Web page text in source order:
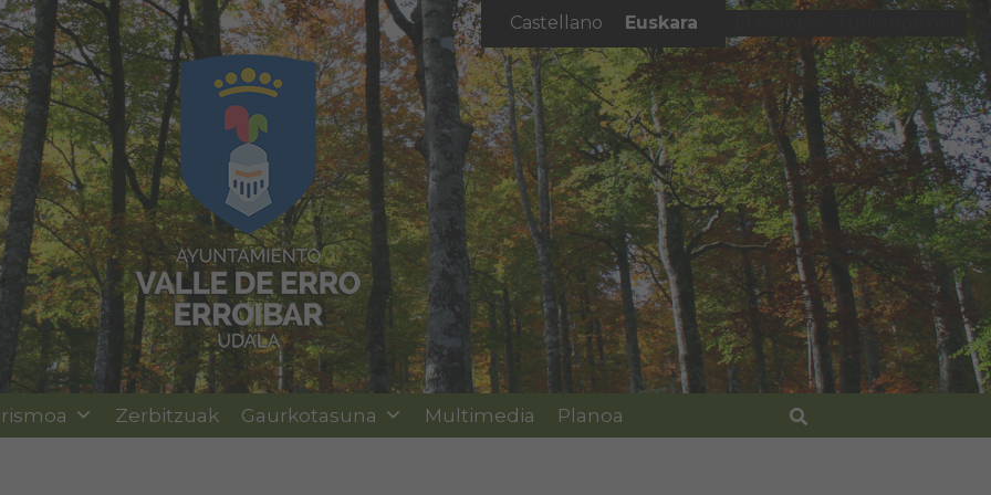
Castellano Euskara
Zerbitzuak Gaurkotasuna Multimedia Planoa
Bilatu